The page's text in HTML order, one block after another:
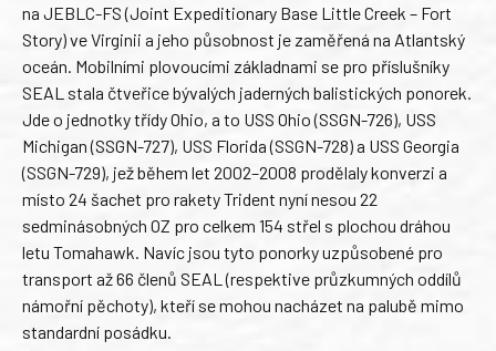
na JEBLC-FS (Joint Expeditionary Base Little Creek – Fort
Story) ve Virginii a jeho působnost je zaměřená na Atlantský
oceán. Mobilními plovoucími základnami se pro příslušníky
SEAL stala čtveřice bývalých jaderných balistických ponorek.
Jde o jednotky třídy Ohio, a to USS Ohio (SSGN-726), USS
Michigan (SSGN-727), USS Florida (SSGN-728) a USS Georgia
(SSGN-729), jež během let 2002–2008 prodělaly konverzi a
místo 24 šachet pro rakety Trident nyní nesou 22
sedminásobných OZ pro celkem 154 střel s plochou dráhou
letu Tomahawk. Navíc jsou tyto ponorky uzpůsobené pro
transport až 66 členů SEAL (respektive průzkumných oddílů
námořní pěchoty), kteří se mohou nacházet na palubě mimo
standardní posádku.